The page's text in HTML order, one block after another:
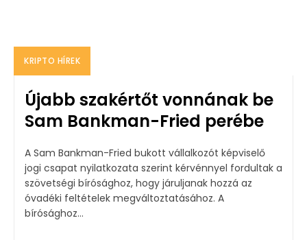
KRIPTO HÍREK
Újabb szakértőt vonnának be
Sam Bankman-Fried perébe
A Sam Bankman-Fried bukott vállalkozót képviselő
jogi csapat nyilatkozata szerint kérvénnyel fordultak a
szövetségi bírósághoz, hogy járuljanak hozzá az
óvadéki feltételek megváltoztatásához. A
bírósághoz...